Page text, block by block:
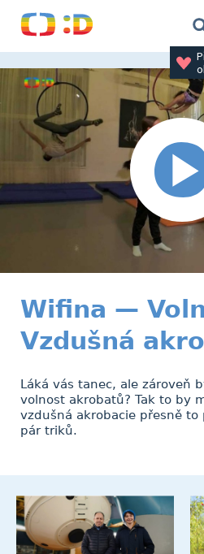
Wifina —
Vzdušná
Láká vás tanec, ale zároveň
volnost akrobatů? Tak to by
vzdušná akrobacie přesně to
pár triků.